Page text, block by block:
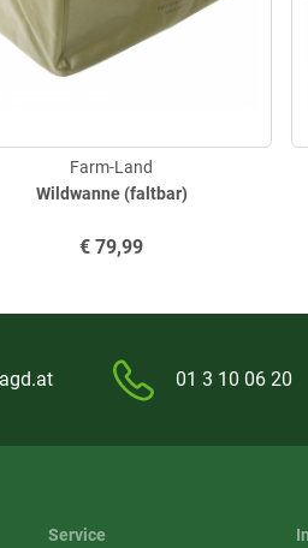
Wildwanne (faltbar)
Farm-Land
€ 79,99
01 3 10 06 20
Service